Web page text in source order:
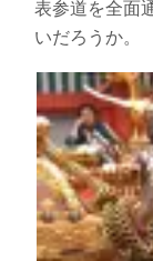
表参道を全面
いだろうか。